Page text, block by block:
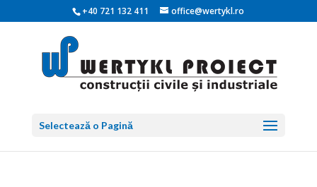
+40 721 132 411 office@wertykl.ro
Selectează o Pagină